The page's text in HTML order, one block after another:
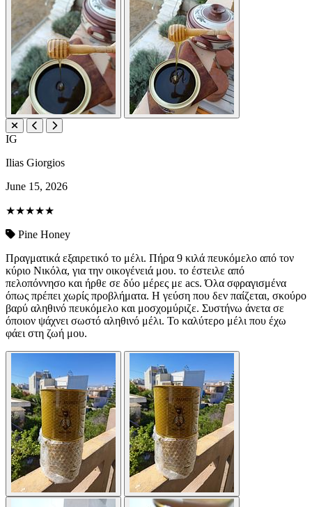
IG
Ilias Giorgios
June 15, 2026
★★★★★
Pine Honey
Πραγματικά εξαιρετικό το μέλι. Πήρα 9 κιλά πευκόμελο από τον
κύριο Νικόλα, για την οικογένειά μου. το έστειλε από
πελοπόννησο και ήρθε σε δύο μέρες με acs. Όλα σφραγισμένα
όπως πρέπει χωρίς προβλήματα. Η γεύση που δεν παίζεται, σκούρο
βαρύ αληθινό πευκόμελο και μοσχομύριζε. Συστήνω άνετα σε
όποιον ψάχνει σωστό αληθινό μέλι. Το καλύτερο μέλι που έχω
φάει στη ζωή μου.